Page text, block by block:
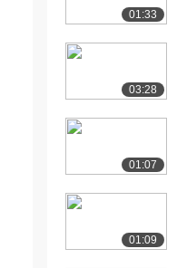
01:33
03:28
01:07
01:09